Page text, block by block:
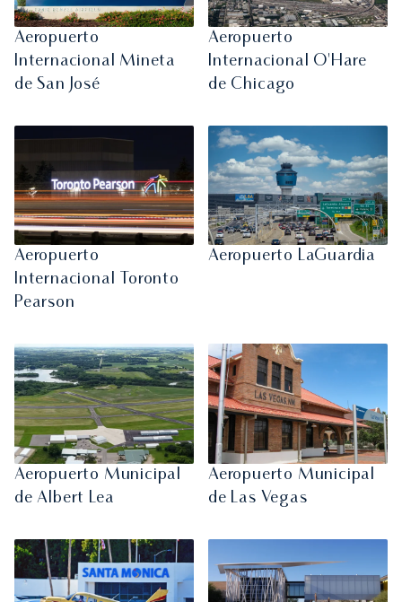
Aeropuerto
Internacional Mineta
de San José
Aeropuerto
Internacional O'Hare
de Chicago
Aeropuerto
Internacional Toronto
Pearson
Aeropuerto LaGuardia
Aeropuerto Municipal
de Albert Lea
Aeropuerto Municipal
de Las Vegas